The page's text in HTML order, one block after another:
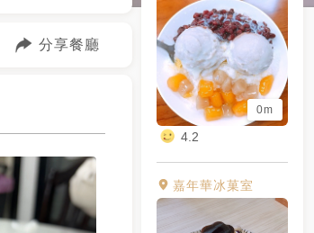
0m
4.2
嘉年華冰菓室
分享餐廳